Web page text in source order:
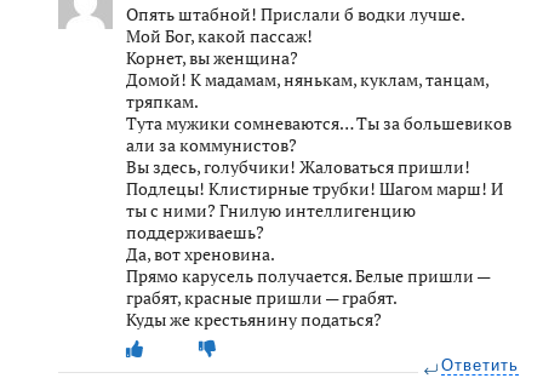
Опять штабной! Прислали б водки лучше.
Мой Бог, какой пассаж!
Корнет, вы женщина?
Домой! К мадамам, нянькам, куклам, танцам,
тряпкам.
Тута мужики сомневаются… Ты за большевиков
али за коммунистов?
Вы здесь, голубчики! Жаловаться пришли!
Подлецы! Клистирные трубки! Шагом марш! И
ты с ними? Гнилую интеллигенцию
поддерживаешь?
Да, вот хреновина.
Прямо карусель получается. Белые пришли —
грабят, красные пришли — грабят.
Куды же крестьянину податься?
Ответить